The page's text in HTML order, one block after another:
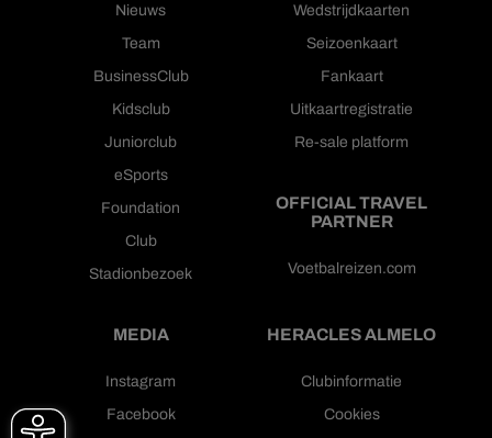
Nieuws
Team
BusinessClub
Kidsclub
Juniorclub
eSports
Foundation
Club
Stadionbezoek
Wedstrijdkaarten
Seizoenkaart
Fankaart
Uitkaartregistratie
Re-sale platform
OFFICIAL TRAVEL
PARTNER
Voetbalreizen.com
MEDIA
Instagram
Facebook
HERACLES ALMELO
Clubinformatie
Cookies